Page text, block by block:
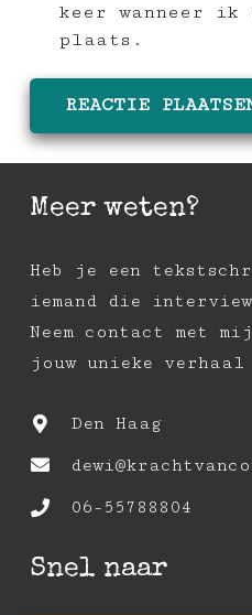
keer wanneer ik
plaats.
REACTIE
Meer weten?
Heb je een
iemand die
Neem contact met
jouw unieke
Den Haag
06-55788804
Snel naar